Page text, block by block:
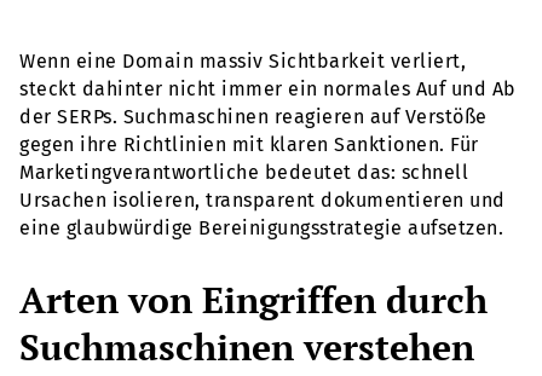
Wenn eine Domain massiv Sichtbarkeit verliert,
steckt dahinter nicht immer ein normales Auf und Ab
der SERPs. Suchmaschinen reagieren auf Verstöße
gegen ihre Richtlinien mit klaren Sanktionen. Für
Marketingverantwortliche bedeutet das: schnell
Ursachen isolieren, transparent dokumentieren und
eine glaubwürdige Bereinigungsstrategie aufsetzen.
Arten von Eingriffen durch
Suchmaschinen verstehen